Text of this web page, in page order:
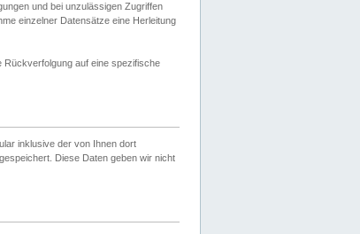
und bei unzulässigen Zugriffen
einzelner Datensätze eine Herleitung
Rückverfolgung auf eine spezifische
inklusive der von Ihnen dort
Diese Daten geben wir nicht